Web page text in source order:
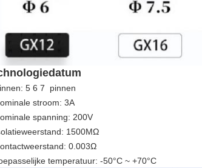
5 6 7 pinnen
stroom: 3A
spanning: 200V
1500MΩ
0.003Ω
temperatuur: -50°C ~ +70°C